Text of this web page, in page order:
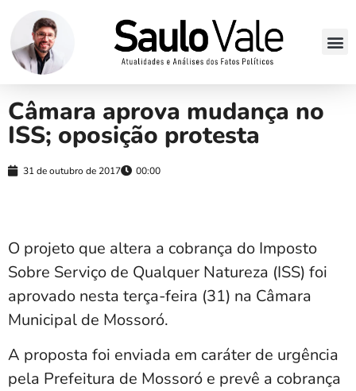
Câmara aprova mudança no
ISS; oposição protesta
31 de outubro de 2017 00:00
O projeto que altera a cobrança do Imposto
Sobre Serviço de Qualquer Natureza (ISS) foi
aprovado nesta terça-feira (31) na Câmara
Municipal de Mossoró.
A proposta foi enviada em caráter de urgência
pela Prefeitura de Mossoró e prevê a cobrança